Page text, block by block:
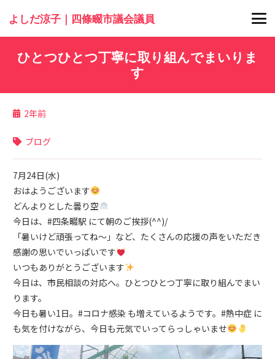
よしだ涼子｜四條畷市議会議員
ひとつひとつ丁寧に取り組んでまいりま
す
2年前
ブログ
7月24日(水)
おはようございます
どんよりとした曇り空
今日は、#四条畷駅 にて朝のご挨拶(^^)/
「暑いけど頑張ってね〜」など、たくさんの応援の声をいただき
感謝の思いでいっぱいです
いつもありがとうございます
今日は、市民相談の対応へ。ひとつひとつ丁寧に取り組んでまい
ります。
今日も暑い1日。#コロナ感染 も増えているようです。#熱中症 に
も気を付けながら、今日も元気でいってらっしゃいませ